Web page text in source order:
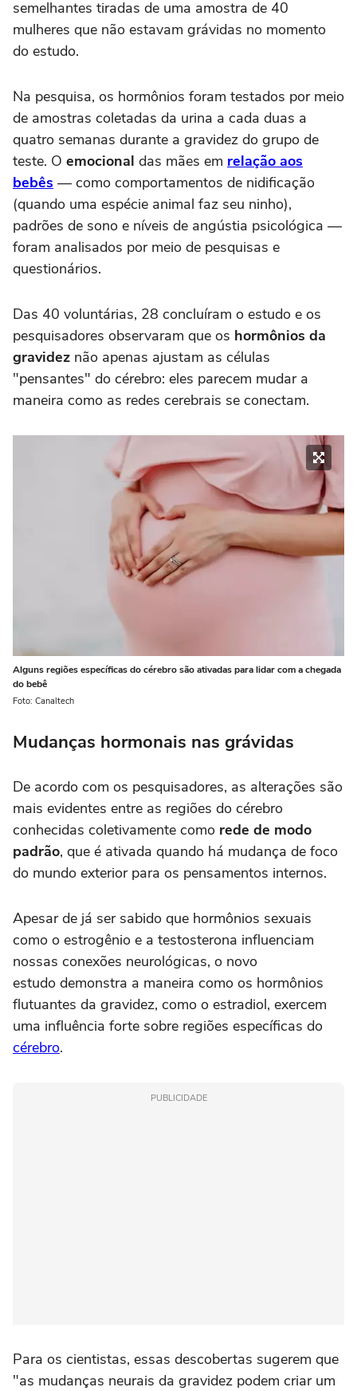
semelhantes tiradas de uma amostra de 40
mulheres que não estavam grávidas no momento
do estudo.
Na pesquisa, os hormônios foram testados por meio
de amostras coletadas da urina a cada duas a
quatro semanas durante a gravidez do grupo de
teste. O emocional das mães em relação aos
bebês — como comportamentos de nidificação
(quando uma espécie animal faz seu ninho),
padrões de sono e níveis de angústia psicológica —
foram analisados por meio de pesquisas e
questionários.
Das 40 voluntárias, 28 concluíram o estudo e os
pesquisadores observaram que os hormônios da
gravidez não apenas ajustam as células
"pensantes" do cérebro: eles parecem mudar a
maneira como as redes cerebrais se conectam.
Alguns regiões específicas do cérebro são ativadas para lidar com a chegada
do bebê
Foto: Canaltech
Mudanças hormonais nas grávidas
De acordo com os pesquisadores, as alterações são
mais evidentes entre as regiões do cérebro
conhecidas coletivamente como rede de modo
padrão, que é ativada quando há mudança de foco
do mundo exterior para os pensamentos internos.
Apesar de já ser sabido que hormônios sexuais
como o estrogênio e a testosterona influenciam
nossas conexões neurológicas, o novo
estudo demonstra a maneira como os hormônios
flutuantes da gravidez, como o estradiol, exercem
uma influência forte sobre regiões específicas do
cérebro.
PUBLICIDADE
Para os cientistas, essas descobertas sugerem que
"as mudanças neurais da gravidez podem criar um